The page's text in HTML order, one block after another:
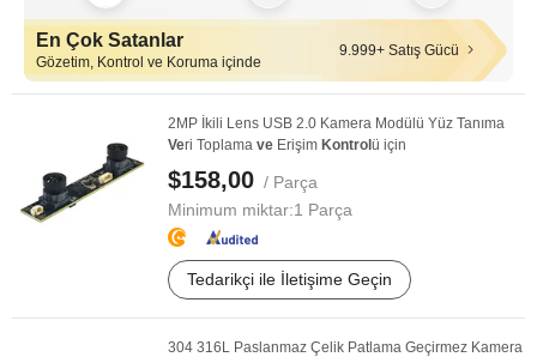
En Çok Satanlar
Gözetim, Kontrol ve Koruma içinde
9.999+ Satış Gücü
2MP İkili Lens USB 2.0 Kamera Modülü Yüz Tanıma
Veri Toplama ve Erişim Kontrol ü için
$158,00 / Parça
Minimum miktar:1 Parça
Tedarikçi ile İletişime Geçin
304 316L Paslanmaz Çelik Patlama Geçirmez Kamera